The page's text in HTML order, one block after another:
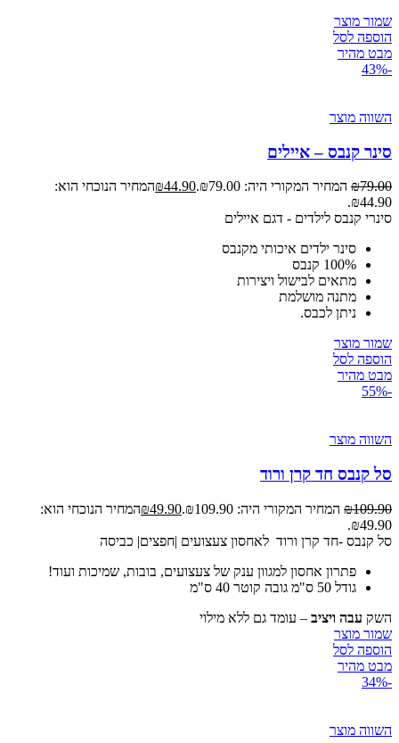
שמור מוצר
הוספה לסל
מבט מהיר
-43%
השווה מוצר
סינר קנבס – איילים
₪79.00 המחיר המקורי היה: ₪79.00. ₪44.90
המחיר הנוכחי הוא:
₪44.90.
סינרי קנבס לילדים - דגם איילים
סינר ילדים איכותי מקנבס
100% קנבס
מתאים לבישול ויצירות
מתנה מושלמת
ניתן לכבס.
שמור מוצר
הוספה לסל
מבט מהיר
-55%
השווה מוצר
סל קנבס חד קרן ורוד
₪109.90 המחיר המקורי היה: ₪109.90. ₪49.90
המחיר הנוכחי הוא:
₪49.90.
סל קנבס -חד קרן ורוד לאחסון צעצועים |חפצים| כביסה
פתרון אחסון למגוון ענק של צעצועים, בובות, שמיכות ועוד!
גודל 50 ס"מ גובה קוטר 40 ס"מ
השק עבה ויציב – עומד גם ללא מילוי
שמור מוצר
הוספה לסל
מבט מהיר
-34%
השווה מוצר